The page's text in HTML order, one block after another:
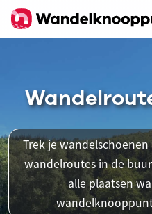
Trek je
wandelroutes in de
alle plaatsen